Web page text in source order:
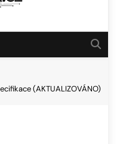
Novinkám
(AKTUALIZOVÁNO)